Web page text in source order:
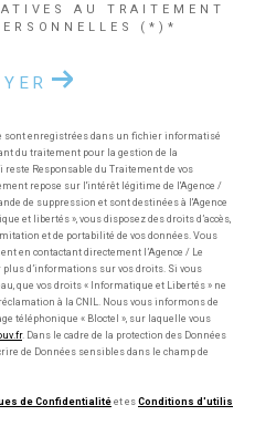
AU TRAITEMENT
(*)*
enregistrées dans un fichier informatisé
du traitement pour la gestion de la
Responsable du Traitement de vos
repose sur l'intérêt légitime de l'Agence /
de suppression et sont destinées à l'Agence
et libertés », vous disposez des droits d’accès,
et de portabilité de vos données. Vous
en contactant directement l’Agence / Le
plus d’informations sur vos droits. Si vous
que vos droits « Informatique et Libertés » ne
à la CNIL. Nous vous informons de
téléphonique « Bloctel », sur laquelle vous
. Dans le cadre de la protection des Données
de Données sensibles dans le champ de
de Confidentialité et es Conditions d'utilis